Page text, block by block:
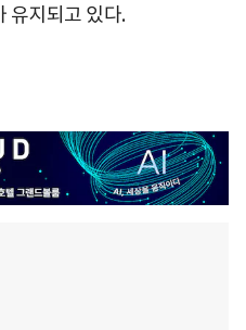
유지되고 있다.